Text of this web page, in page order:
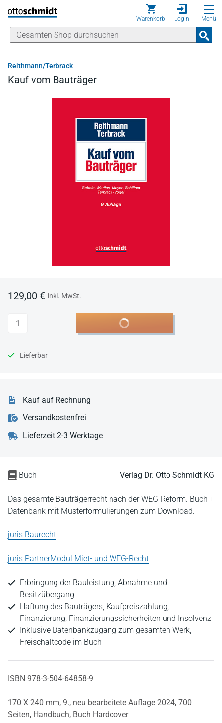
Direkt zum Inhalt
Warenkorb Login Menü
Reithmann/Terbrack
Kauf vom Bauträger
Buch Verlag Dr. Otto Schmidt KG
Das gesamte Bauträgerrecht nach der WEG-Reform. Buch +
Datenbank mit Musterformulierungen zum Download.
juris Baurecht
juris PartnerModul Miet- und WEG-Recht
Erbringung der Bauleistung, Abnahme und
Besitzübergang
Haftung des Bauträgers, Kaufpreiszahlung,
Finanzierung, Finanzierungssicherheiten und Insolvenz
Inklusive Datenbankzugang zum gesamten Werk,
Freischaltcode im Buch
ISBN 978-3-504-64858-9
170 X 240 mm, 9., neu bearbeitete Auflage 2024, 700
Seiten, Handbuch, Buch Hardcover
129,00 € inkl. MwSt.
Anzahl In den Warenkorb
Lieferbar
Kauf auf Rechnung
Versandkostenfrei
Lieferzeit 2-3 Werktage